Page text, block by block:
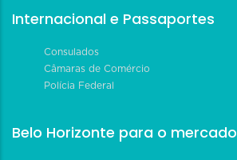
Internacional e Passaportes
Consulados
Câmaras de Comércio
Polícia Federal
Belo Horizonte para o mercado